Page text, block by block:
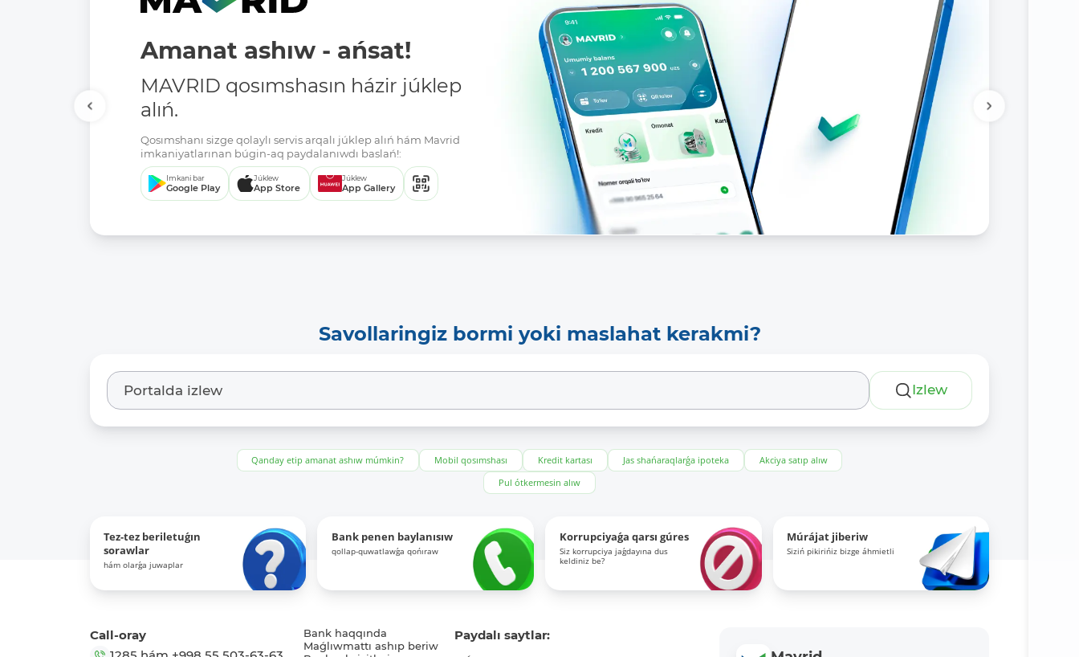
Amanat ashıw - ańsat!
MAVRID qosımshasın házir júklep
alıń.
Qosımshanı sizge qolaylı servis arqalı júklep alıń hám Mavrid
imkaniyatlarınan búgin-aq paydalanıwdı baslań!:
Imkani bar
Google Play
Júklew
App Store
Júklew
App Gallery
Savollaringiz bormi yoki maslahat kerakmi?
Izlew
Qanday etip amanat ashıw múmkin? Mobil qosımshası Kredit kartası Jas shańaraqlarǵa ipoteka
Akciya satıp alıw
Pul ótkermesin alıw
Tez-tez beriletuǵın
sorawlar
hám olarǵa juwaplar
Bank penen baylanısıw
qollap-quwatlawǵa qońıraw
Korrupciyaǵa qarsı gúres
Siz korrupciya jaǵdayına dus
keldiniz be?
Múrájat jiberiw
Siziń pikirińiz bizge áhmietli
Call-oray
Bank haqqında
Maǵlıwmattı ashıp beriw
Paydalı saytlar: